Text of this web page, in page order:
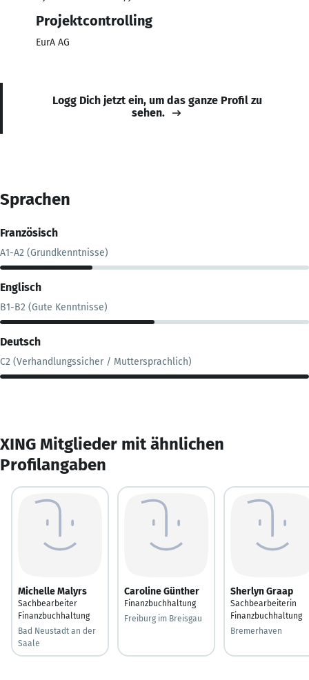
Projektcontrolling
EurA AG
Logg Dich jetzt ein, um das ganze Profil zu
sehen.
Sprachen
Französisch
A1-A2 (Grundkenntnisse)
Englisch
B1-B2 (Gute Kenntnisse)
Deutsch
C2 (Verhandlungssicher / Muttersprachlich)
XING Mitglieder mit ähnlichen
Profilangaben
Michelle Malyrs
Sachbearbeiter
Finanzbuchhaltung
Bad Neustadt an der
Saale
Caroline Günther
Finanzbuchhaltung
Freiburg im Breisgau
Sherlyn Graap
Sachbearbeiterin
Finanzbuchhaltung
Bremerhaven